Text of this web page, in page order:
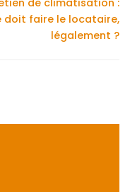
de climatisation :
doit faire le locataire,
légalement ?